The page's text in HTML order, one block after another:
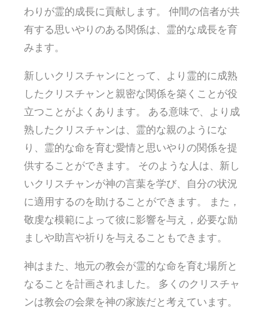
わりが霊的成長に貢献します。 仲間の信者が共
有する思いやりのある関係は、霊的な成長を育
みます。
新しいクリスチャンにとって、より霊的に成熟
したクリスチャンと親密な関係を築くことが役
立つことがよくあります。 ある意味で、より成
熟したクリスチャンは、霊的な親のようにな
り、霊的な命を育む愛情と思いやりの関係を提
供することができます。 そのような人は、新し
いクリスチャンが神の言葉を学び、自分の状況
に適用するのを助けることができます。 また，
敬虔な模範によって彼に影響を与え，必要な励
ましや助言や祈りを与えることもできます。
神はまた、地元の教会が霊的な命を育む場所と
なることを計画されました。 多くのクリスチャ
ンは教会の会衆を神の家族だと考えています。